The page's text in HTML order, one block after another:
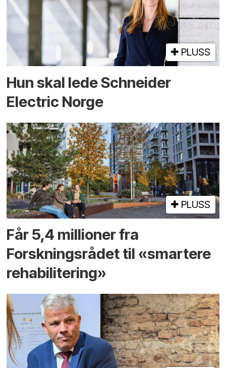
PLUSS
Hun skal lede Schneider
Electric Norge
PLUSS
Får 5,4 millioner fra
Forskningsrådet til «smartere
rehabilitering»